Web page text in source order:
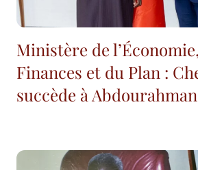
Ministère de
Finances et du Plan :
succède à